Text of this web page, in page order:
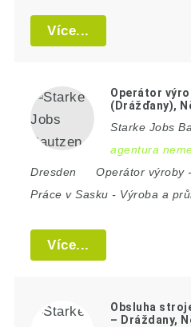
Více...
Operátor
(Drážďany),
Starke Jobs
agentura
Dresden
Operátor výroby
Práce v Sasku - Výroba a
Více...
Obsluha
– Dráždany,